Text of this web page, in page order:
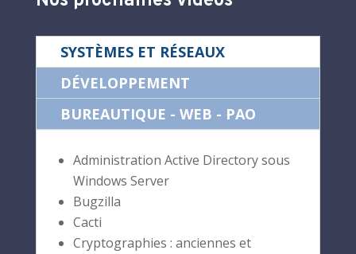
SYSTÈMES ET RÉSEAUX
DÉVELOPPEMENT
BUREAUTIQUE - WEB - PAO
Administration Active Directory sous
Windows Server
Bugzilla
Cacti
Cryptographies : anciennes et